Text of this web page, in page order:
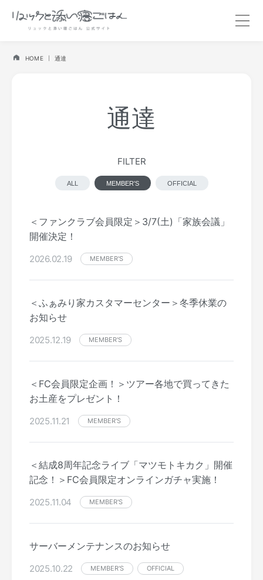
HOME 通達
通達
FILTER
ALL MEMBER'S OFFICIAL
＜ファンクラブ会員限定＞3/7(土)「家族会議」
開催決定！
2026.02.19 MEMBER'S
＜ふぁみり家カスタマーセンター＞冬季休業の
お知らせ
2025.12.19 MEMBER'S
＜FC会員限定企画！＞ツアー各地で買ってきた
お土産をプレゼント！
2025.11.21 MEMBER'S
＜結成8周年記念ライブ「マツモトキカク」開催
記念！＞FC会員限定オンラインガチャ実施！
2025.11.04 MEMBER'S
サーバーメンテナンスのお知らせ
2025.10.22 MEMBER'S OFFICIAL